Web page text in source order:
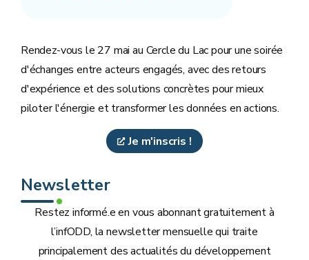
Rendez-vous le 27 mai au Cercle du Lac pour une soirée
d'échanges entre acteurs engagés, avec des retours
d'expérience et des solutions concrètes pour mieux
piloter l'énergie et transformer les données en actions.
Je m'inscris !
Newsletter
Restez informé.e en vous abonnant gratuitement à
l’infODD, la newsletter mensuelle qui traite
principalement des actualités du développement